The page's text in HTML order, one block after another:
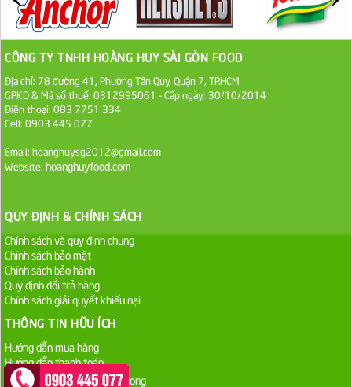
Đường cát trắng An Khê bao 50kg
1.100.000 VND
Sa Tế Tôm Cholimex PET Hũ 450g
36.000 VND
Dầu Ăn Tường An Cooking Oil 25kg
CÔNG TY TNHH HOÀNG HUY SÀI GÒN FOOD
Địa chỉ: 78 đường 41, Phường Tân Quy, Quận 7, TP.HCM
GPKD & Mã số thuế: 0312995061 - Cấp ngày: 30/10/2014
Điện thoại: 083 7751 334
Cell: 0903 445 077
Email: hoanghuysg2012@gmail.com
Website: hoanghuyfood.com
QUY ĐỊNH & CHÍNH SÁCH
Chính sách và quy định chung
Chính sách bảo mật
Chính sách bảo hành
Quy định đổi trả hàng
Chính sách giải quyết khiếu nại
THÔNG TIN HỮU ÍCH
Hướng dẫn mua hàng
Hướng dẫn thanh toán